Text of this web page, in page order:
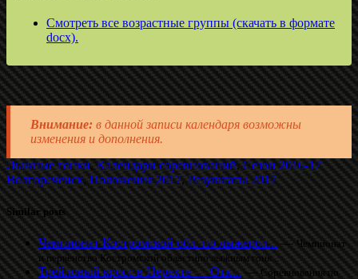
Смотреть все возрастные группы (скачать в формате
docx).
Внимание: в данной записи календаря возможны
изменения и дополнения.
Лыжные гонки,Календари соревнований,Сезон 2016-17
Волгореченск,Положения 2017,Результаты 2017
Similar posts
Чемпионат Костромской обл. по лыжерол...—Чемпионат
и первенство Костромской областипо лыжным гонк...
Трейловый кросс в Нерехте — Отк...—Соревнования по